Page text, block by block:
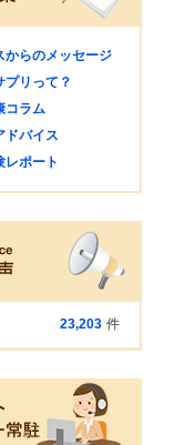
からのメッセージ
プリって？
コラム
ドバイス
レポート
23,203 件